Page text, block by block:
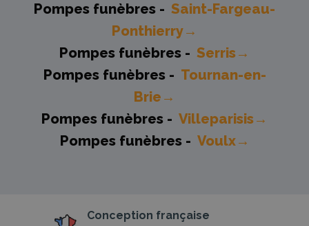
Pompes funèbres - Saint-Fargeau-
Ponthierry→
Pompes funèbres - Serris→
Pompes funèbres - Tournan-en-
Brie→
Pompes funèbres - Villeparisis→
Pompes funèbres - Voulx→
Conception française